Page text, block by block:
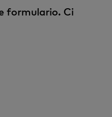
formulario. Ci